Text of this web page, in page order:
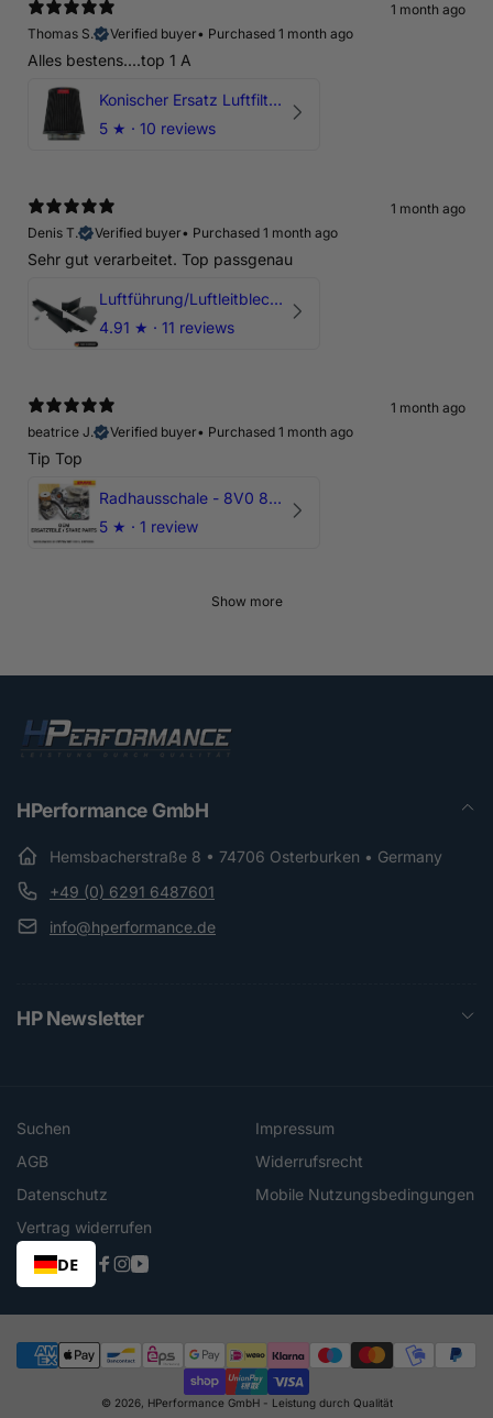
1 month ago
Thomas S.
Verified buyer• Purchased 1 month ago
Alles bestens....top 1 A
Konischer Ersatz Luftfilter Pilz - 4" & 5" Offene Ansaugung
5 ★ · 10 reviews
1 month ago
Denis T.
Verified buyer• Purchased 1 month ago
Sehr gut verarbeitet. Top passgenau
Luftführung/Luftleitblech 5" 125mm offene Ansaugung HPerformance
4.91 ★ · 11 reviews
1 month ago
beatrice J.
Verified buyer• Purchased 1 month ago
Tip Top
Radhausschale - 8V0 821 191 C - Original Ersatzteil für Audi RS3 Sportback
5 ★ · 1 review
Show more
HPerformance GmbH
Hemsbacherstraße 8 • 74706 Osterburken • Germany
+49 (0) 6291 6487601
info@hperformance.de
HP Newsletter
Suchen
Impressum
AGB
Widerrufsrecht
Datenschutz
Mobile Nutzungsbedingungen
Vertrag widerrufen
DE
Facebook
Instagram
YouTube
Zahlungsmethoden
© 2026, HPerformance GmbH - Leistung durch Qualität